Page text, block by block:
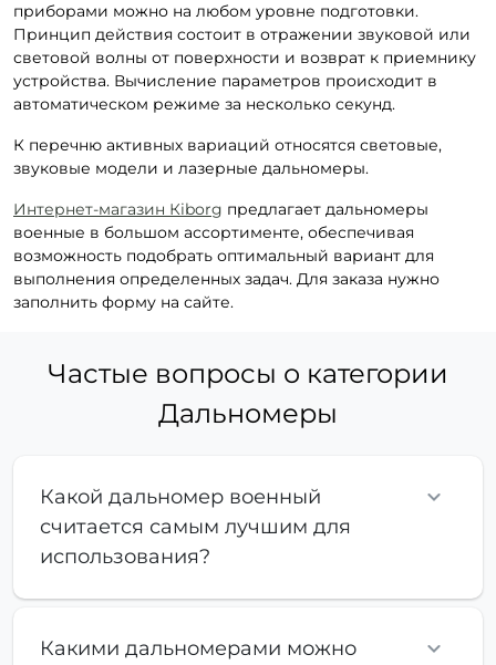
приборами можно на любом уровне подготовки.
Принцип действия состоит в отражении звуковой или
световой волны от поверхности и возврат к приемнику
устройства. Вычисление параметров происходит в
автоматическом режиме за несколько секунд.
К перечню активных вариаций относятся световые,
звуковые модели и лазерные дальномеры.
Интернет-магазин Кiborg предлагает дальномеры
военные в большом ассортименте, обеспечивая
возможность подобрать оптимальный вариант для
выполнения определенных задач. Для заказа нужно
заполнить форму на сайте.
Частые вопросы о категории
Дальномеры
Какой дальномер военный
считается самым лучшим для
использования?
Какими дальномерами можно